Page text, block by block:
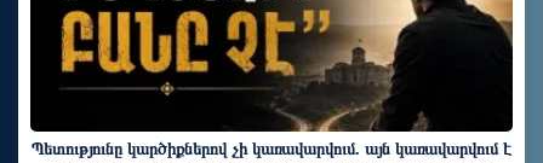
Պետությունը կարծիքներով չի կառավարվում. այն կառավարվում է